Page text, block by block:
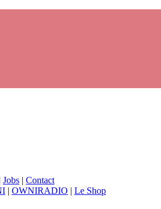
Jobs
Contact
OWNIRADIO
Le Shop